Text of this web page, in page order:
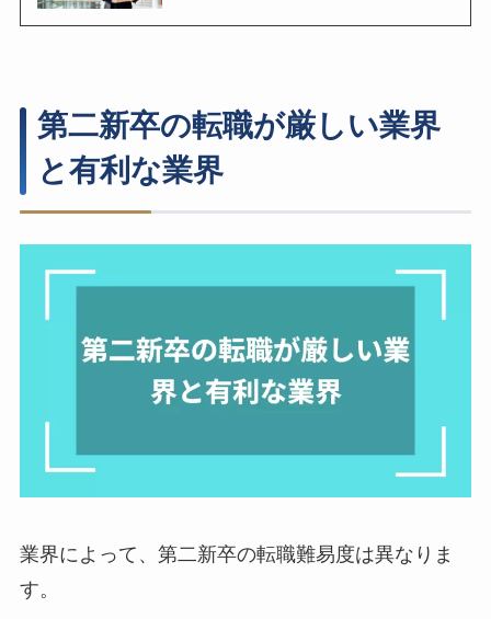
第二新卒の転職が厳しい業界
と有利な業界
業界によって、第二新卒の転職難易度は異なりま
す。